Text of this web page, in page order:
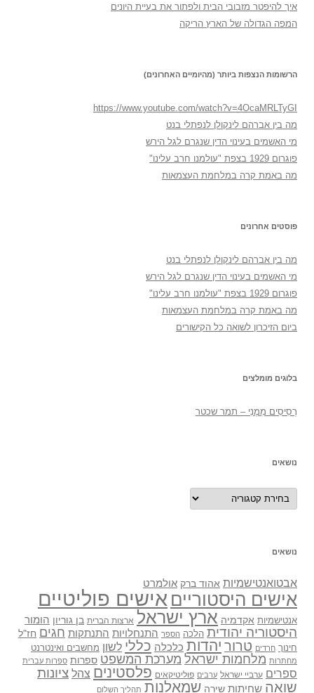
איך להיפטר מזבובי הבית ולפתור את בעיית היונים
המפה הגדולה של הארץ הריקה
הרשומות הנצפות ביותר (מהיומיים האחרונים)
https://www.youtube.com/watch?v=4OcaMRLTyGI
מה בין אברהם לינקולן לנפתלי בנט
מי האשמים בעינוי הדין שנגרם לגל הירש
פוגרום 1929 בצפת "עולמנו חרב עלינו"
מה באמת קרה במלחמת העצמאות
פוסטים אחרונים
מה בין אברהם לינקולן לנפתלי בנט
מי האשמים בעינוי הדין שנגרם לגל הירש
פוגרום 1929 בצפת "עולמנו חרב עלינו"
מה באמת קרה במלחמת העצמאות
ביום הזיכרון לשואה כל הקישורים
בלוגים מומלצים
רְסִיסִים מִמֶנִי – תמר שכטר
נושאים
נושאים
נושאים
אבטואנטישמיות אהוד ברק אולמרט
אישים היסטוריים אישים פוליטיים
אנטישמיות אקדמיה ארץ ישראל ארצות הברית בן גוריון הומור
היסטוריה יהודית הלכה הספר התנחלויות התנתקות חגים חז"ל
חינוך חרדים טרור יהדות כלכלה כללי לשון מחשבים ואינטרנט
מחתרות מלחמות ישראל מערכת המשפט ספרות ספרות עברית
ספרים ערביי ישראל ערבים פוליטיקאים פלסטינים צהל ציונות
שואה שחיתות שירה שמאלנות תהליך השלום